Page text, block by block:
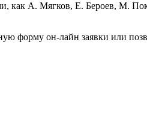
как А. Мягков, Е. Бероев,
он-лайн заявки или